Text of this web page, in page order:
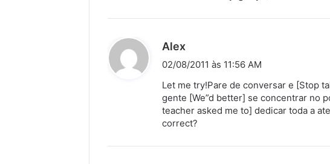
Alex
i
s
e
:
02/08/2011 às 11:56 AM
Let me try!Pare de conversar e [Stop
gente [We”d better] se concentrar no
teacher asked me to] dedicar toda a
correct?